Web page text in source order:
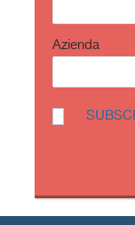
Azienda